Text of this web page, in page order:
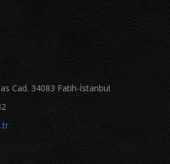
Cad. 34083 Fatih-İstanbul